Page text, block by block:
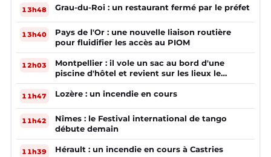
13h48 Grau-du-Roi : un restaurant fermé par le préfet
13h40
Pays de l'Or : une nouvelle liaison routière
pour fluidifier les accès au PIOM
12h03
Montpellier : il vole un sac au bord d'une
piscine d'hôtel et revient sur les lieux le
lendemain
11h47 Lozère : un incendie en cours
11h42
Nîmes : le Festival international de tango
débute demain
11h39 Hérault : un incendie en cours à Castries